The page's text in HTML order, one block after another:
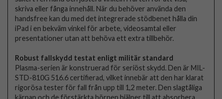
skriva eller fånga innehåll. När du behöver använda den
handsfree kan du med det integrerade stödbenet hålla din
iPad i en bekväm vinkel för arbete, videosamtal eller
presentationer utan att behöva ett extra tillbehör.
Robust fallskydd testat enligt militär standard
Plasma-serien är konstruerad för seriöst skydd. Den är MIL-
STD-810G 516.6 certifierad, vilket innebär att den har klarat
rigorösa tester för fall från upp till 1,2 meter. Den slagtåliga